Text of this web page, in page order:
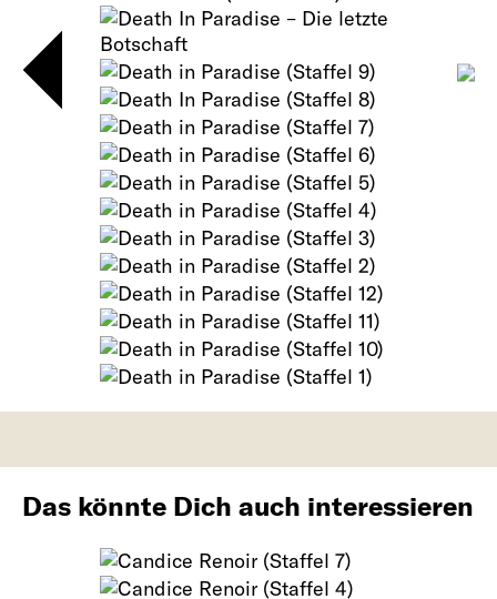
Das könnte Dich auch interessieren